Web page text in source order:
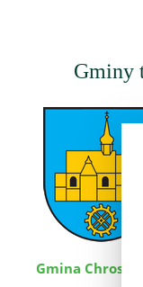
Gminy
Gmina